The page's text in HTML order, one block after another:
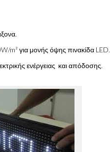
m² για μονής όψης πινακίδα LED.
ενέργειας και απόδοσης.